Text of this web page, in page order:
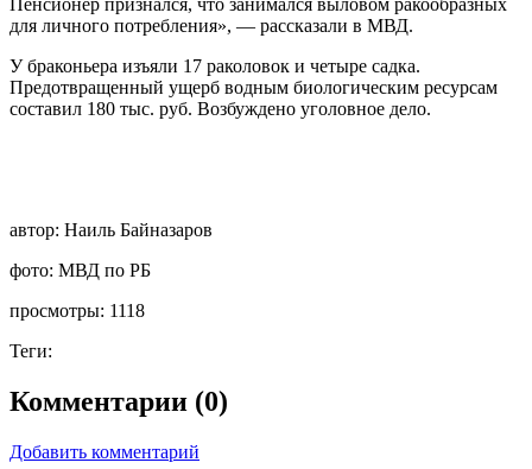
для личного потребления», — рассказали в МВД.
У браконьера изъяли 17 раколовок и четыре садка.
Предотвращенный ущерб водным биологическим ресурсам
составил 180 тыс. руб. Возбуждено уголовное дело.
автор: Наиль Байназаров
фото: МВД по РБ
просмотры: 1118
Теги:
Комментарии (0)
Добавить комментарий